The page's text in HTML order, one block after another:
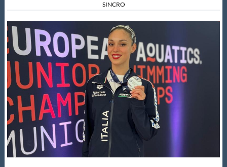
Fondo
Salvamento
Master
Formazione
GUG
SINCRO